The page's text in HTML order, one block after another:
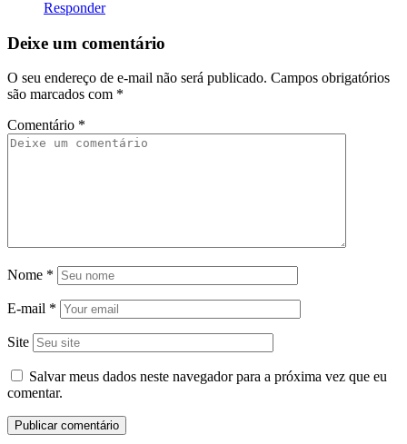
Responder
Deixe um comentário
O seu endereço de e-mail não será publicado. Campos obrigatórios
são marcados com *
Comentário *
Nome *
E-mail *
Site
Salvar meus dados neste navegador para a próxima vez que eu
comentar.